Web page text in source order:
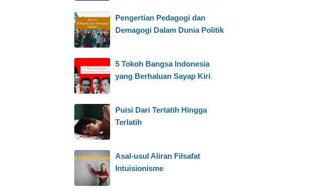
Pengertian Pedagogi dan
Demagogi Dalam Dunia Politik
5 Tokoh Bangsa Indonesia
yang Berhaluan Sayap Kiri
Puisi Dari Tertatih Hingga
Terlatih
Asal-usul Aliran Filsafat
Intuisionisme